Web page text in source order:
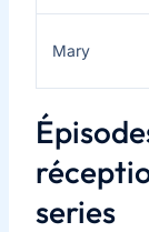
Mary
series